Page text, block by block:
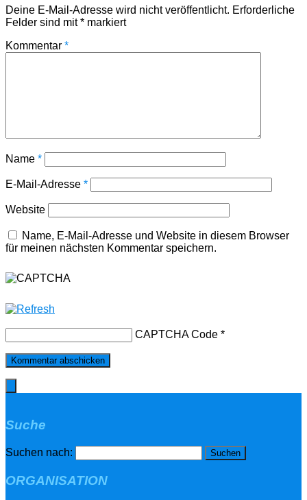
Deine E-Mail-Adresse wird nicht veröffentlicht. Erforderliche
Felder sind mit* markiert
Kommentar *
Name *
E-Mail-Adresse *
Website
Name, E-Mail-Adresse und Website in diesem Browser
für meinen nächsten Kommentar speichern.
CAPTCHA Code *
Suche
Suchen nach:
ORGANISATION